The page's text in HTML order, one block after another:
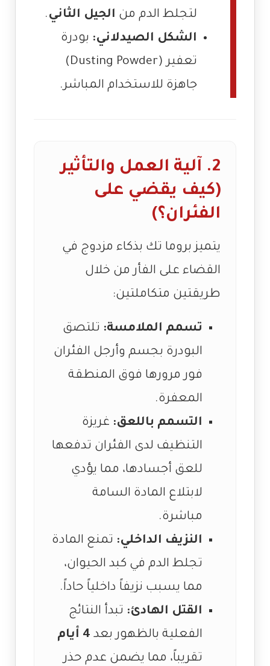
لتجلط الدم من الجيل الثاني.
الشكل الصيدلاني: بودرة
تعفير (Dusting Powder)
جاهزة للاستخدام المباشر.
2. آلية العمل والتأثير
(كيف يقضي على
الفئران؟)
يتميز بروما تك بذكاء مزدوج في
القضاء على الفأر من خلال
طريقتين متكاملتين:
تسمم الملامسة: تلتصق
البودرة بجسم وأرجل الفئران
فور مرورها فوق المنطقة
المعفرة.
التسمم باللعق: غريزة
التنظيف لدى الفئران تدفعها
للعق أجسادها، مما يؤدي
لابتلاع المادة السامة
مباشرة.
النزيف الداخلي: تمنع المادة
تجلط الدم في كبد الحيوان،
مما يسبب نزيفاً داخلياً حاداً.
القتل الهادئ: تبدأ النتائج
الفعلية بالظهور بعد 4 أيام
تقريباً، مما يضمن عدم حذر